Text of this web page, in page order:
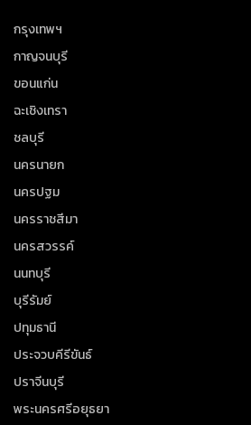
กรุงเทพฯ
กาญจนบุรี
ขอนแก่น
ฉะเชิงเทรา
ชลบุรี
นครนายก
นครปฐม
นครราชสีมา
นครสวรรค์
นนทบุรี
บุรีรัมย์
ปทุมธานี
ประจวบคีรีขันธ์
ปราจีนบุรี
พระนครศรีอยุธยา